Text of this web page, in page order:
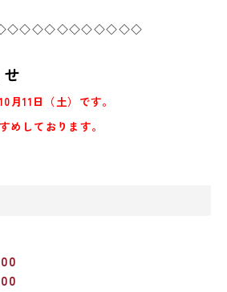
月11日（土）です。
めしております。